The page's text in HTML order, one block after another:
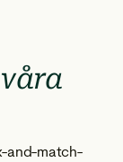
and-match-